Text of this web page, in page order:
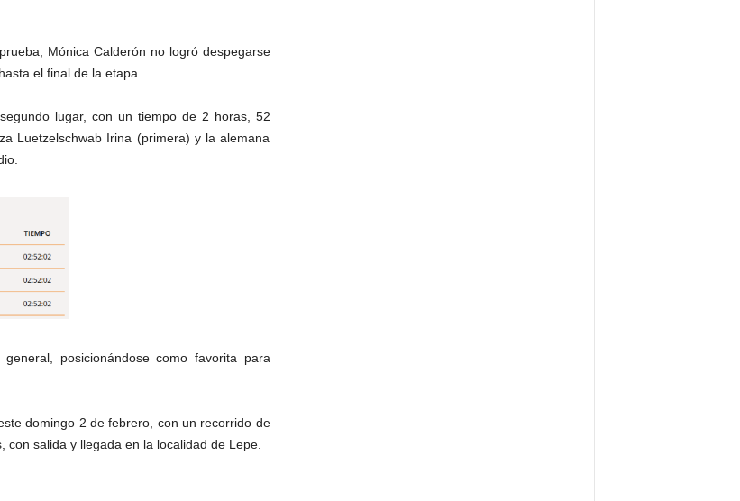
Mónica Calderón no logró despegarse
el final de la etapa.
lugar, con un tiempo de 2 horas, 52
Luetzelschwab Irina (primera) y la alemana
posicionándose como favorita para
domingo 2 de febrero, con un recorrido de
salida y llegada en la localidad de Lepe.